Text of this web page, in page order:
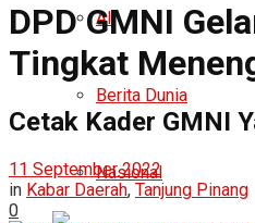
All
Berita Dunia
Nasional
DPD GMNI
Tingkat
Cetak Kader GMNI
11 September 2022
in Kabar Daerah, Tanjung Pinang
0